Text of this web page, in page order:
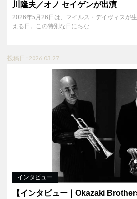
川隆夫／オノ セイゲンが出演
2026年5月26日は、マイルス・デイヴィスが
える日。この特別な日にちな･･･
投稿日 : 2026.03.27
インタビュー
【インタビュー｜Okazaki